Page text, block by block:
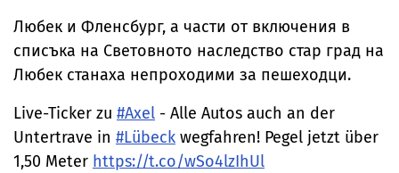
Любек и Фленсбург, а части от включения в
списъка на Световното наследство стар град на
Любек станаха непроходими за пешеходци.
Live-Ticker zu #Axel - Alle Autos auch an der
Untertrave in #Lübeck wegfahren! Pegel jetzt über
1,50 Meter https://t.co/wSo4lzIhUl